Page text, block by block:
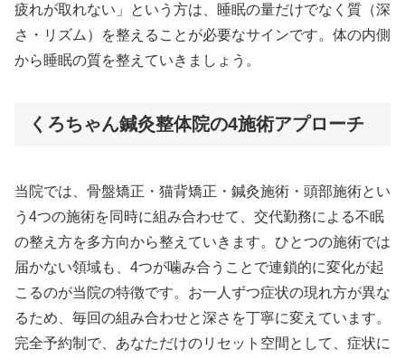
疲れが取れない」という方は、睡眠の量だけでなく質（深
さ・リズム）を整えることが必要なサインです。体の内側
から睡眠の質を整えていきましょう。
くろちゃん鍼灸整体院の4施術アプローチ
当院では、骨盤矯正・猫背矯正・鍼灸施術・頭部施術とい
う4つの施術を同時に組み合わせて、交代勤務による不眠
の整え方を多方向から整えていきます。ひとつの施術では
届かない領域も、4つが噛み合うことで連鎖的に変化が起
こるのが当院の特徴です。お一人ずつ症状の現れ方が異な
るため、毎回の組み合わせと深さを丁寧に変えています。
完全予約制で、あなただけのリセット空間として、症状に